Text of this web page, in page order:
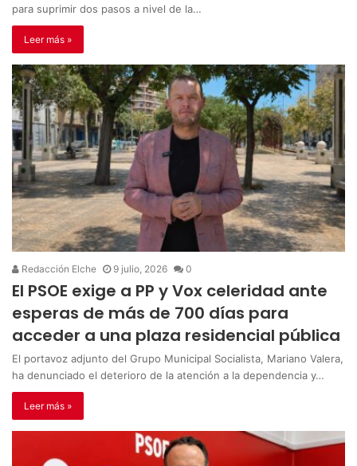
para suprimir dos pasos a nivel de la…
Leer más »
Redacción Elche 9 julio, 2026 0
El PSOE exige a PP y Vox celeridad ante
esperas de más de 700 días para
acceder a una plaza residencial pública
El portavoz adjunto del Grupo Municipal Socialista, Mariano Valera,
ha denunciado el deterioro de la atención a la dependencia y…
Leer más »